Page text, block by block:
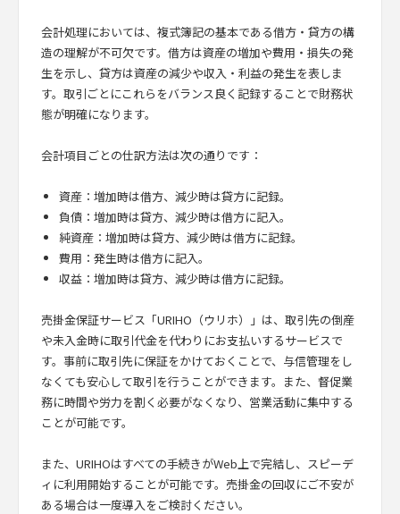
会計処理においては、複式簿記の基本である借方・貸方の構
造の理解が不可欠です。借方は資産の増加や費用・損失の発
生を示し、貸方は資産の減少や収入・利益の発生を表しま
す。取引ごとにこれらをバランス良く記録することで財務状
態が明確になります。
会計項目ごとの仕訳方法は次の通りです：
資産：増加時は借方、減少時は貸方に記録。
負債：増加時は貸方、減少時は借方に記入。
純資産：増加時は貸方、減少時は借方に記録。
費用：発生時は借方に記入。
収益：増加時は貸方、減少時は借方に記録。
売掛金保証サービス「URIHO（ウリホ）」は、取引先の倒産
や未入金時に取引代金を代わりにお支払いするサービスで
す。事前に取引先に保証をかけておくことで、与信管理をし
なくても安心して取引を行うことができます。また、督促業
務に時間や労力を割く必要がなくなり、営業活動に集中する
ことが可能です。
また、URIHOはすべての手続きがWeb上で完結し、スピーデ
ィに利用開始することが可能です。売掛金の回収にご不安が
ある場合は一度導入をご検討ください。